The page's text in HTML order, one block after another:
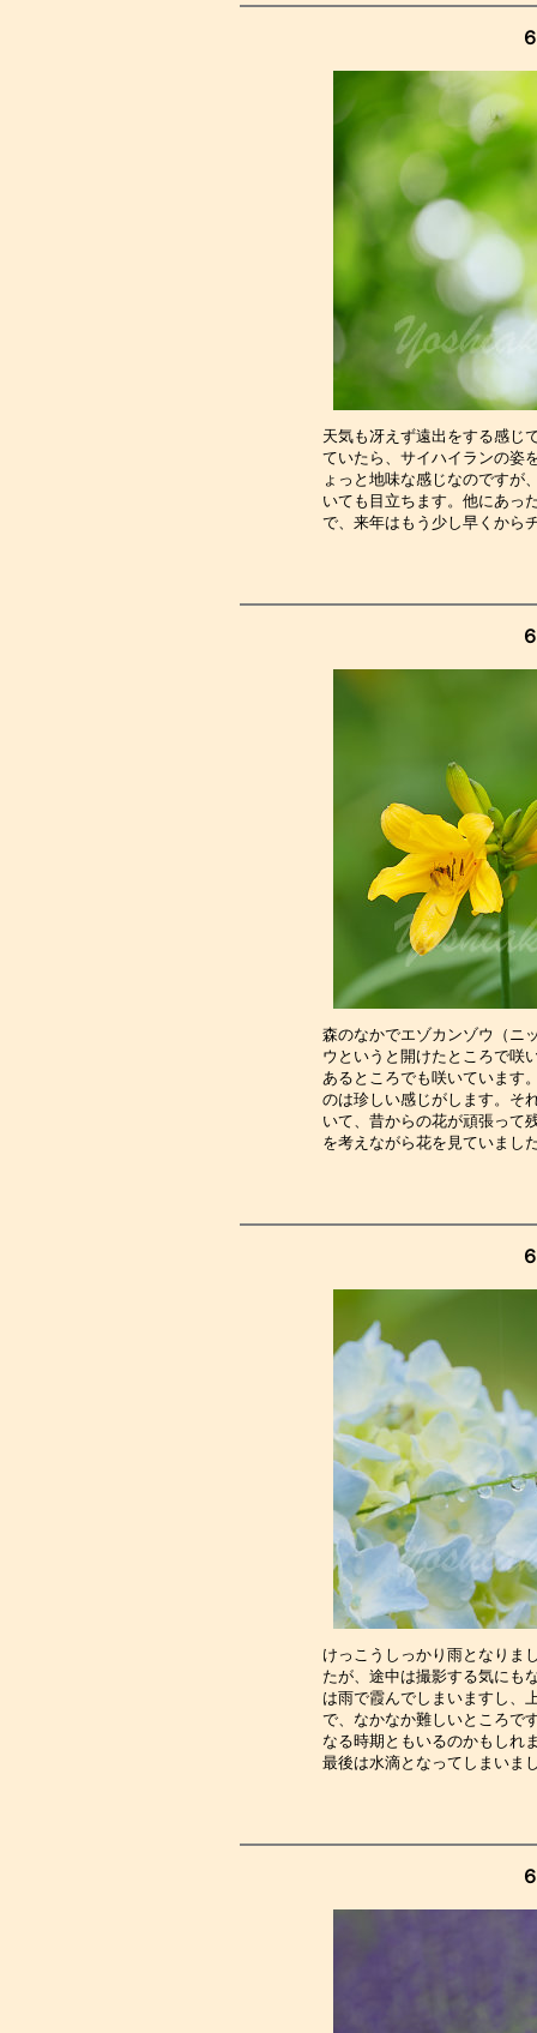
天気も冴えず遠出をする感じ
ていたら、サイハイランの姿
ょっと地味な感じなのですが
いても目立ちます。他にあっ
で、来年はもう少し早
森のなかでエゾカンゾウ（ニ
ウというと開けたところで咲
あるところでも咲いています
のは珍しい感じがします。そ
いて、昔からの花が頑張って
を考えなが
けっこうしっかり雨となりま
たが、途中は撮影する気にも
は雨で霞んでしまいますし、
で、なかなか難しいところで
なる時期ともいるのかもしれ
最後は水滴と